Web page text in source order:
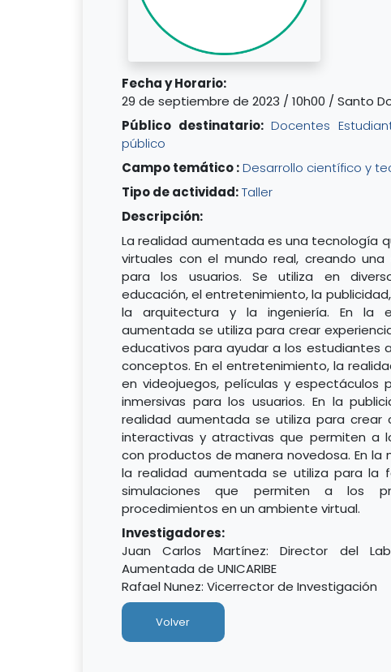
Fecha y Horario:
29 de septiembre de 2023 / 10h00 / Santo
Público destinatario: Docentes
público
Campo temático :Desarrollo científico y
Tipo de actividad:Taller
Descripción:
La realidad aumentada es una tecnología
virtuales con el mundo real, creando una
para los usuarios. Se utiliza en
educación, el entretenimiento, la
la arquitectura y la ingeniería. En la
aumentada se utiliza para crear
educativos para ayudar a los estudiantes
conceptos. En el entretenimiento, la
en videojuegos, películas y espectáculos
inmersivas para los usuarios. En la
realidad aumentada se utiliza para crear
interactivas y atractivas que permiten a
con productos de manera novedosa. En la
la realidad aumentada se utiliza para la
simulaciones que permiten a los
procedimientos en un ambiente virtual.
Investigadores:
Juan Carlos Martínez: Director del
Aumentada de UNICARIBE
Rafael Nunez: Vicerrector de Investigación
Volver